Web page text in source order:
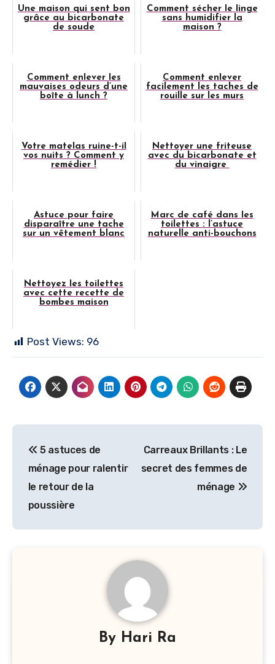
Une maison qui sent bon
grâce au bicarbonate
de soude
Comment sécher le linge
sans humidifier la
maison ?
Comment enlever les
mauvaises odeurs d’une
boîte à lunch ?
Comment enlever
facilement les taches de
rouille sur les murs
Votre matelas ruine-t-il
vos nuits ? Comment y
remédier !
Nettoyer une friteuse
avec du bicarbonate et
du vinaigre
Astuce pour faire
disparaître une tache
sur un vêtement blanc
Marc de café dans les
toilettes : l’astuce
naturelle anti-bouchons
Nettoyez les toilettes
avec cette recette de
bombes maison
Post Views: 96
de
l’article
5 astuces de
ménage pour ralentir
le retour de la
poussière
Carreaux Brillants : Le
secret des femmes de
ménage
By Hari Ra